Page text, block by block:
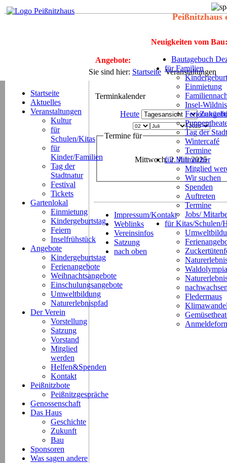
Peißnitzhaus
Neuigkeiten vom Bau:
Bautagebuch
für Familien
Einmietung
Insel-
Tag der
Wintercafé
Termine
für Mitmacher
Mitglied
Wir suchen
Spenden
Auftreten
Termine
Jobs/
für Kitas/Schulen/
Fledermaus
Angebote:
Sie sind hier: Startseite Veranstaltungen
Startseite
Aktuelles
Veranstaltungen
Kultur
für
Schulen/Kitas
für
Kinder/Familien
Tag der
Stadtnatur
Festival
Tickets
Gartenlokal
Einmietung
Kindergeburtstag
Feiern
Inselfrühstück
Angebote
Kindergeburtstag
Ferienangebote
Weihnachtsangebote
Einschulungsangebote
Umweltbildung
Naturerlebnispfad
Der Verein
Vorstellung
Satzung
Vorstand
Mitglied
werden
Helfen&Spenden
Kontakt
Peißnitzbote
Peißnitzgespräche
Genossenschaft
Das Haus
Geschichte
Zukunft
Bau
Sponsoren
Was sagen andere
Terminkalender
Heute
Termine für
Mittwoch, 2. Juli 2025
Impressum/Kontakt
Weblinks
Vereinsinfos
Satzung
nach oben